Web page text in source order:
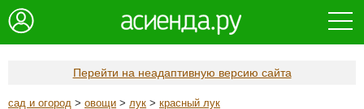
Перейти на неадаптивную версию сайта
сад и огород > овощи > лук > красный лук